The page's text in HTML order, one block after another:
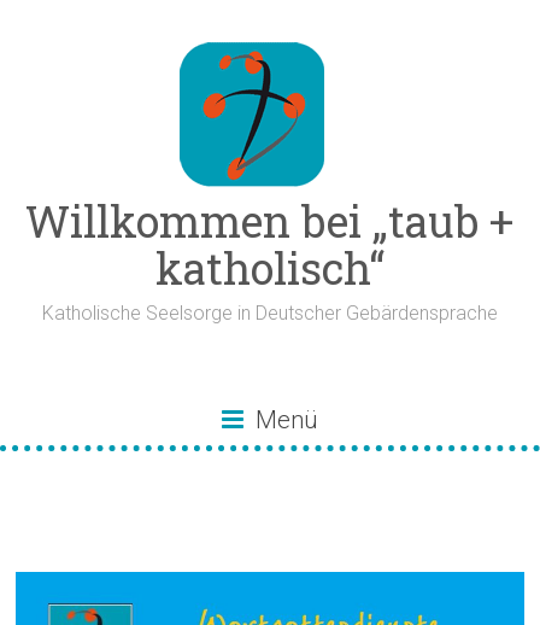
Willkommen bei „taub +
katholisch“
Katholische Seelsorge in Deutscher Gebärdensprache
Menü